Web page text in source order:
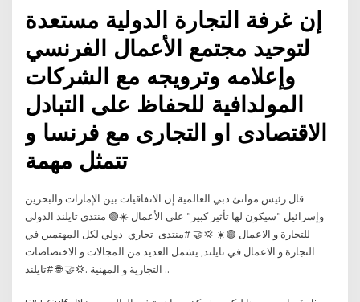
إن غرفة التجارة الدولية مستعدة
لتوحيد مجتمع الأعمال الفرنسي
وإعلامه وترويجه مع الشركات
المولدافية للحفاظ على التبادل
الاقتصادى او التجارى مع فرنسا و
قال رئيس موانئ دبي العالمية إن الاتفاقيات بين الإمارات والبحرين
وإسرائيل "سيكون لها تأثير كبير" على الأعمال ☀️🟢 منتدى تايلند الدولي
للتجارة و الاعمال 🟢☀️ 💢🤝 #منتدى_تجاري_دولي لكل المهتمين في
التجارة و الاعمال في تايلند, يشمل العديد من المجالات و الاختصاصات
التجارية و المهنية .💢🤝 🌐 #تايلند ..